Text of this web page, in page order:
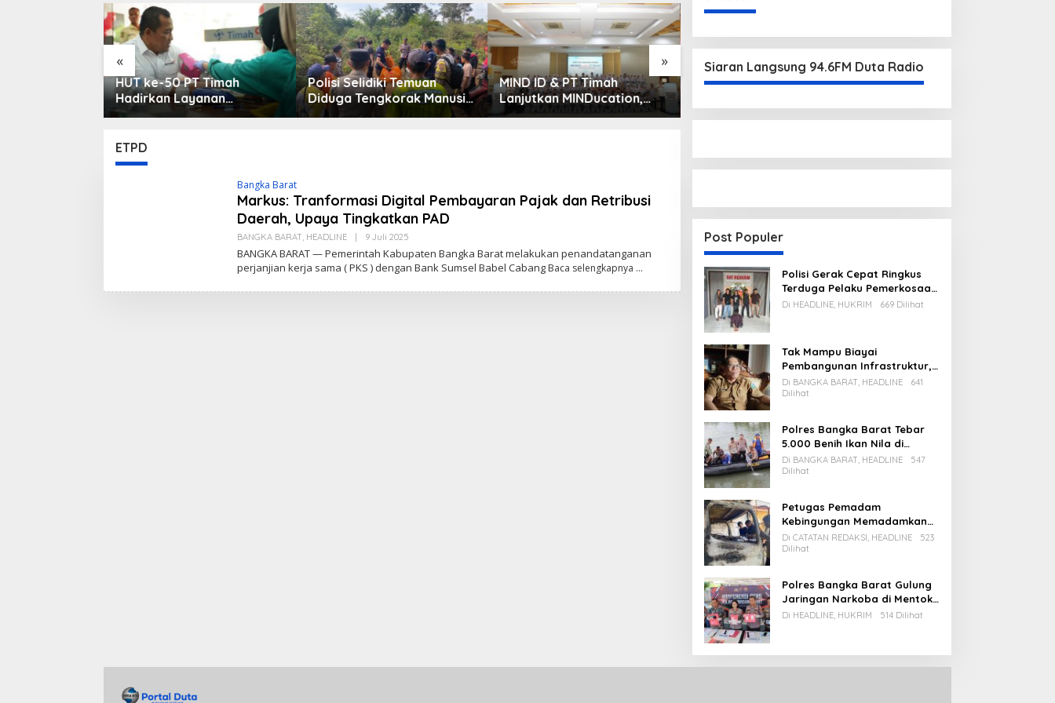
« »
HUT ke-50 PT Timah
Hadirkan Layanan
Kesehatan Gratis untuk
Polisi Selidiki Temuan
Diduga Tengkorak Manusia
di Kecamatan Jebus
MIND ID & PT Timah
Lanjutkan MINDucation,
Bekali Siswa Pemali
Markus Sampaikan
Perubahan APBD 2026 ke
Raperda Pajak dan
Barat Tambah Objek
ETPD
Bangka Barat
Markus: Tranformasi Digital Pembayaran Pajak dan Retribusi
Daerah, Upaya Tingkatkan PAD
BANGKA BARAT HEADLINE | 9 Juli 2025
E
H
E
BANGKA BARAT — Pemerintah Kabupaten Bangka Barat melakukan penandatanganan
perjanjian kerja sama ( PKS ) dengan Bank Sumsel Babel Cabang Baca selengkapnya
Siaran Langsung 94.6FM Duta Radio
Post Populer
Polisi Gerak Cepat Ringkus
Terduga Pelaku Pemerkosaan
di Kecamatan Mentok
Di HEADLINE, HUKRIM 669 Dilihat
Tak Mampu Biayai
Pembangunan Infrastruktur,
Pemda Babar Rencana Utang
Rp65 M
Di BANGKA BARAT, HEADLINE
641
Dilihat
Polres Bangka Barat Tebar
5.000 Benih Ikan Nila di
Bozem Kampung Iklim
Di BANGKA BARAT, HEADLINE
547
Dilihat
Petugas Pemadam
Kebingungan Memadamkan
Apinya Sendiri
Di CATATAN REDAKSI, HEADLINE
523
Dilihat
Polres Bangka Barat Gulung
Jaringan Narkoba di Mentok,
2 Pemain Besar Diamankan, 1
Di HEADLINE, HUKRIM 514 Dilihat